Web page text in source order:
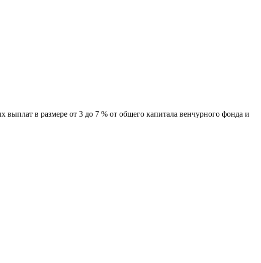
в размере от 3 до 7 % от общего капитала венчурного фонда и